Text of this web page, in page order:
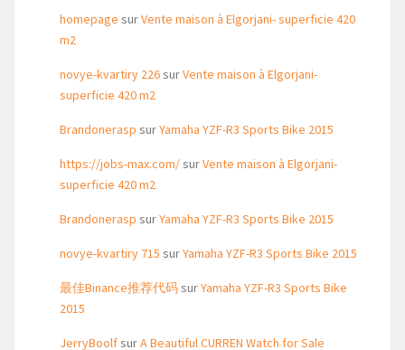
homepage surVente maison à Elgorjani- superficie 420
m2
novye-kvartiry 226surVente maison à Elgorjani-
superficie 420 m2
Brandonerasp surYamaha YZF-R3 Sports Bike 2015
https://jobs-max.com/surVente maison à Elgorjani-
superficie 420 m2
Brandonerasp surYamaha YZF-R3 Sports Bike 2015
novye-kvartiry 715 surYamaha YZF-R3 Sports Bike 2015
最佳Binance推荐代码surYamaha YZF-R3 Sports Bike
2015
JerryBoolfsurA Beautiful CURREN Watch for Sale